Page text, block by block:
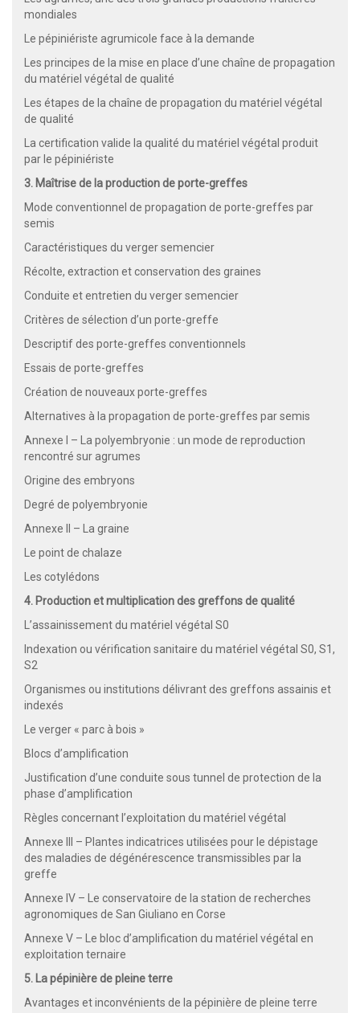
mondiales
Le pépiniériste agrumicole face à la demande
Les principes de la mise en place d’une chaîne de propagation
du matériel végétal de qualité
Les étapes de la chaîne de propagation du matériel végétal
de qualité
La certification valide la qualité du matériel végétal produit
par le pépiniériste
3. Maîtrise de la production de porte-greffes
Mode conventionnel de propagation de porte-greffes par
semis
Caractéristiques du verger semencier
Récolte, extraction et conservation des graines
Conduite et entretien du verger semencier
Critères de sélection d’un porte-greffe
Descriptif des porte-greffes conventionnels
Essais de porte-greffes
Création de nouveaux porte-greffes
Alternatives à la propagation de porte-greffes par semis
Annexe I – La polyembryonie : un mode de reproduction
rencontré sur agrumes
Origine des embryons
Degré de polyembryonie
Annexe II – La graine
Le point de chalaze
Les cotylédons
4. Production et multiplication des greffons de qualité
L’assainissement du matériel végétal S0
Indexation ou vérification sanitaire du matériel végétal S0, S1,
S2
Organismes ou institutions délivrant des greffons assainis et
indexés
Le verger « parc à bois »
Blocs d’amplification
Justification d’une conduite sous tunnel de protection de la
phase d’amplification
Règles concernant l’exploitation du matériel végétal
Annexe III – Plantes indicatrices utilisées pour le dépistage
des maladies de dégénérescence transmissibles par la
greffe
Annexe IV – Le conservatoire de la station de recherches
agronomiques de San Giuliano en Corse
Annexe V – Le bloc d’amplification du matériel végétal en
exploitation ternaire
5. La pépinière de pleine terre
Avantages et inconvénients de la pépinière de pleine terre